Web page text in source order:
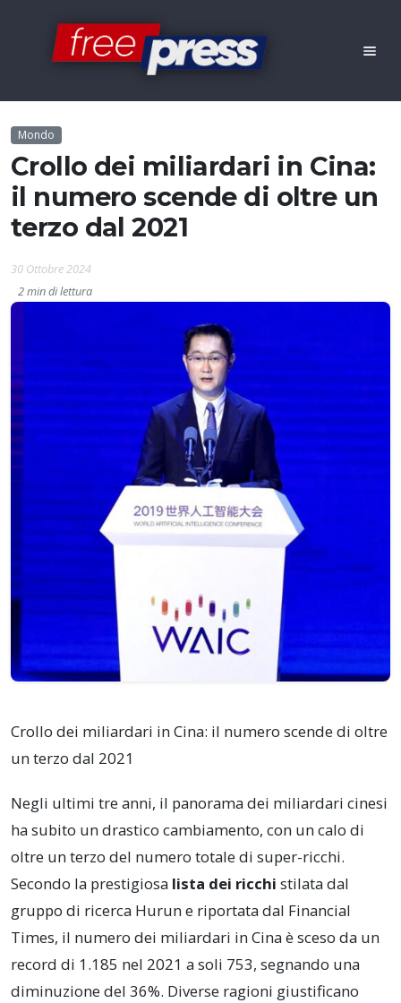
Mondo
Crollo dei miliardari in Cina:
il numero scende di oltre un
terzo dal 2021
30 Ottobre 2024
2 min di lettura
Crollo dei miliardari in Cina: il numero scende di oltre
un terzo dal 2021
Negli ultimi tre anni, il panorama dei miliardari cinesi
ha subito un drastico cambiamento, con un calo di
oltre un terzo del numero totale di super-ricchi.
Secondo la prestigiosa lista dei ricchi stilata dal
gruppo di ricerca Hurun e riportata dal Financial
Times, il numero dei miliardari in Cina è sceso da un
record di 1.185 nel 2021 a soli 753, segnando una
diminuzione del 36%. Diverse ragioni giustificano